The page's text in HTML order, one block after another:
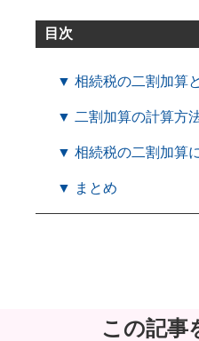
目次
▼ 相続税の二割加算
▼ 二割加算の計算方
▼ 相続税の二割加算
▼ まとめ
この記事